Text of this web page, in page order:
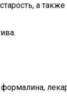
а